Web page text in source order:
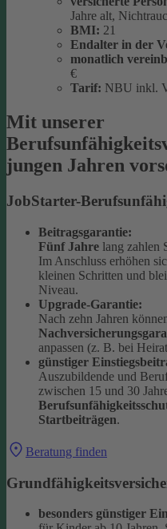
Jahre alt,
BMI: 21
Endalter in der
monatlich
€
Tarif: NBU inkl.
Mit unserer
jungen Jahren
JobStarter-
Beitragsgarantie:
Fünf Jahre lang zahlen
Im Anschluss erhöhen
kleinen Schritten und
Niveau.
Upgrade-Garantie:
Nach zehn Jahren
anpassen (z. B. bei
günstiger
Auszubildende und
zwischen 15 und 30
Startbeiträgen.
Beratung finden
besonders günstiger